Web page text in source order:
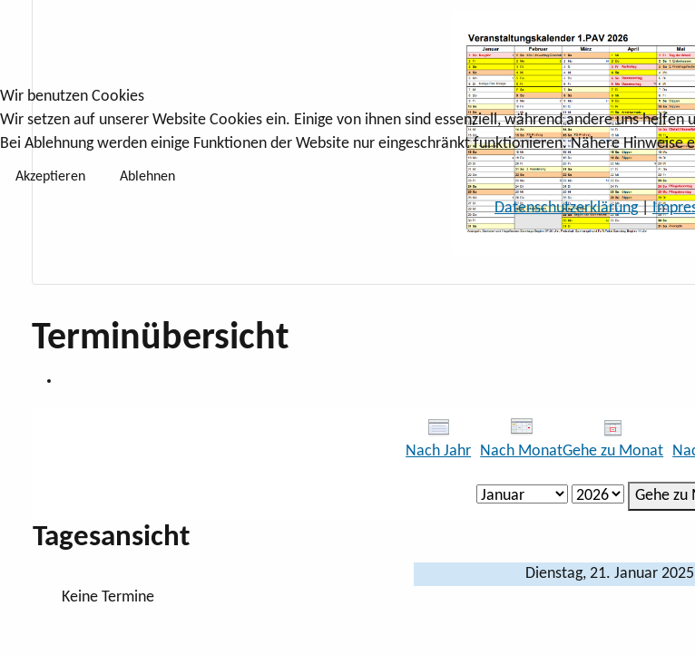
Terminübersicht
Nach Jahr Nach MonatGehe zu Monat
Gehe zu
Tagesansicht
Dienstag, 21. Januar 2025
Keine Termine
Wir benutzen Cookies
Wir setzen auf unserer Website Cookies ein. Einige von ihnen sind essenziell, während andere uns
Bei Ablehnung werden einige Funktionen der Website nur eingeschränkt funktionieren. Nähere Hinweise
Akzeptieren Ablehnen
Datenschutzerklärung|